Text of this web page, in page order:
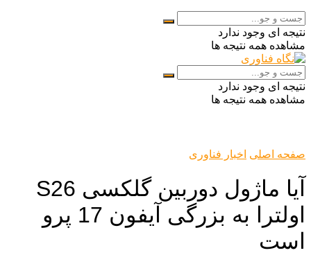
نتیجه ای وجود ندارد
مشاهده همه نتیجه ها
نتیجه ای وجود ندارد
مشاهده همه نتیجه ها
صفحه اصلی اخبار فناوری
آیا ماژول دوربین گلکسی S26
اولترا به بزرگی آیفون 17 پرو
است